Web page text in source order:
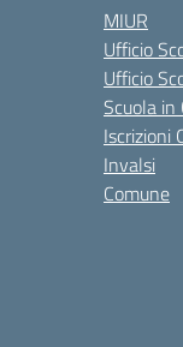
MIUR
Ufficio
Ufficio
Scuola in
Iscrizioni
Invalsi
Comune